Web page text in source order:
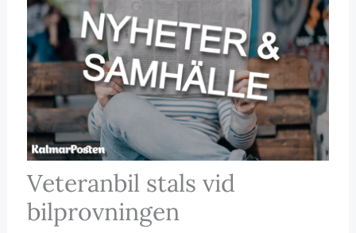
Veteranbil stals vid
bilprovningen